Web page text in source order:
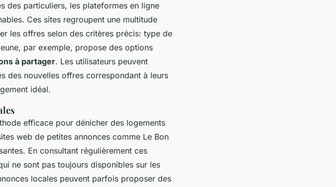
des particuliers, les plateformes en ligne
Ces sites regroupent une multitude
les offres selon des critères précis: type de
par exemple, propose des options
à partager. Les utilisateurs peuvent
des nouvelles offres correspondant à leurs
idéal.
efficace pour dénicher des logements
web de petites annonces comme Le Bon
En consultant régulièrement ces
ne sont pas toujours disponibles sur les
locales peuvent parfois proposer des